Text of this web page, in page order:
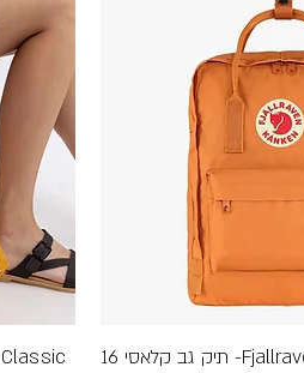
מהירה
Fjallraven Kanken Classic- תיק גב קלאסי 16